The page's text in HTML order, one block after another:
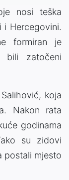
nosi teška
i Hercegovini.
formiran je
bili zatočeni
koja
Nakon rata
godinama
su zidovi
postali mjesto